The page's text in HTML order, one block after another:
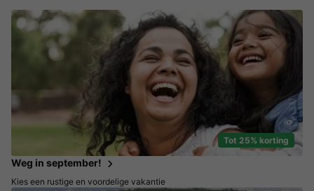
Tot 25% korting
Weg in september!
Kies een rustige en voordelige vakantie